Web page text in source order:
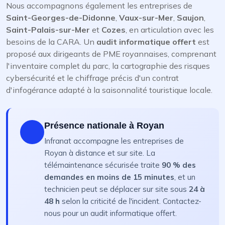
Nous accompagnons également les entreprises de
Saint-Georges-de-Didonne, Vaux-sur-Mer, Saujon,
Saint-Palais-sur-Mer et Cozes, en articulation avec les
besoins de la CARA. Un audit informatique offert est
proposé aux dirigeants de PME royannaises, comprenant
l'inventaire complet du parc, la cartographie des risques
cybersécurité et le chiffrage précis d'un contrat
d'infogérance adapté à la saisonnalité touristique locale.
Présence nationale à Royan
Infranat accompagne les entreprises de
Royan à distance et sur site. La
télémaintenance sécurisée traite 90 % des
demandes en moins de 15 minutes, et un
technicien peut se déplacer sur site sous 24 à
48 h selon la criticité de l'incident. Contactez-
nous pour un audit informatique offert.